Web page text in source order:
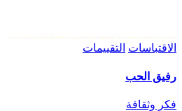
الاقتباسات التقييمات
رفيق الحب
فكر وثقافة